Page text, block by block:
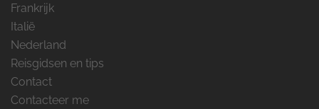
Frankrijk
Italië
Nederland
Reisgidsen en tips
Contact
Contacteer me